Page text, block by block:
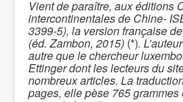
Vient de paraître, aux éditions
intercontinentales de Chine-
3399-5), la version française de
(éd. Zambon, 2015) (*).
autre que le chercheur
Ettinger dont les lecteurs du
nombreux articles. La
pages, elle pèse 765 grammes